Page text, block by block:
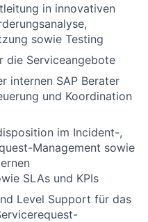
in innovativen
sowie Testing
die Serviceangebote
internen SAP Berater
und Koordination
im Incident-,
Management sowie
SLAs und KPIs
Level Support für das